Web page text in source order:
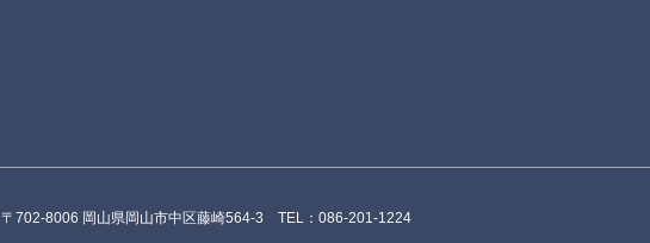
〒702-8006 岡山県岡山市中区藤崎564-3 TEL：086-201-1224